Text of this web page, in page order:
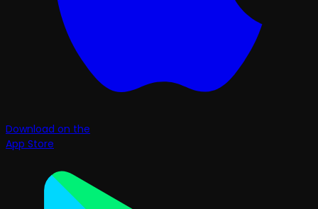
Download on the
App Store